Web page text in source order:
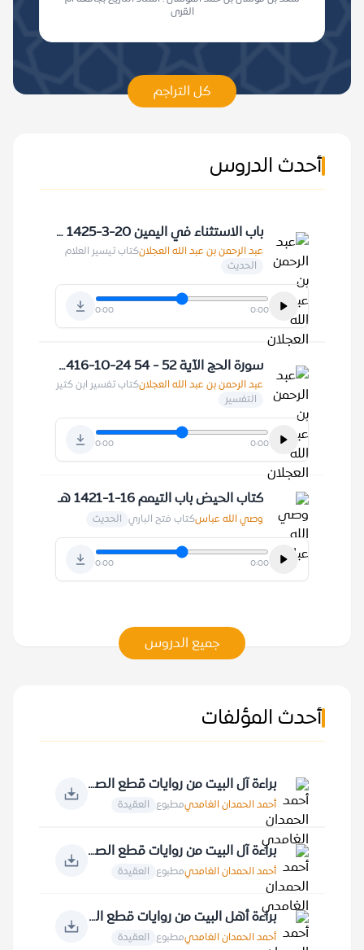
القرى
كل التراجم
أحدث الدروس
باب الاستثناء في اليمين 20-3-1425 هـ
عبد الرحمن بن عبد الله العجلانكتاب تيسير العلام
الحديث
0:00 0:00
سورة الحج الآية 52 - 54 24-10-1416 هـ
عبد الرحمن بن عبد الله العجلانكتاب تفسير ابن كثير
التفسير
0:00 0:00
كتاب الحيض باب التيمم 16-1-1421 هـ
وصي الله عباسكتاب فتح الباري الحديث
0:00 0:00
جميع الدروس
أحدث المؤلفات
براءة آل البيت من روايات قطع الصلة بالصحابة والعرب جميعا
أحمد الحمدان الغامديمطبوع العقيدة
براءة آل البيت من روايات قطع الصلة بعبادة الله عز وجل ومقدساته
أحمد الحمدان الغامديمطبوع العقيدة
براءة أهل البيت من روايات قطع الصلة بالقرآن الكريم
أحمد الحمدان الغامديمطبوع العقيدة